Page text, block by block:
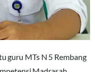
guru MTs N 5 Rembang